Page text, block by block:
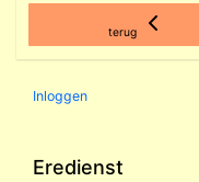
terug
Inloggen
Eredienst